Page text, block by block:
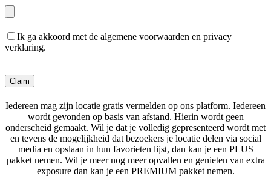
Ik ga akkoord met de algemene voorwaarden en privacy
verklaring.
Iedereen mag zijn locatie gratis vermelden op ons platform. Iedereen
wordt gevonden op basis van afstand. Hierin wordt geen
onderscheid gemaakt. Wil je dat je volledig gepresenteerd wordt met
en tevens de mogelijkheid dat bezoekers je locatie delen via social
media en opslaan in hun favorieten lijst, dan kan je een PLUS
pakket nemen. Wil je meer nog meer opvallen en genieten van extra
exposure dan kan je een PREMIUM pakket nemen.